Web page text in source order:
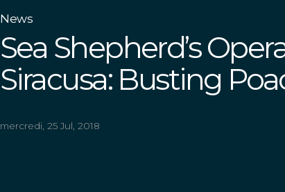
News
Sea Shepherd’s
Siracusa: Busting
mercredi, 25 Jul, 2018